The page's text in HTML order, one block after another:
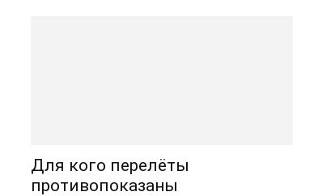
Для кого перелёты
противопоказаны